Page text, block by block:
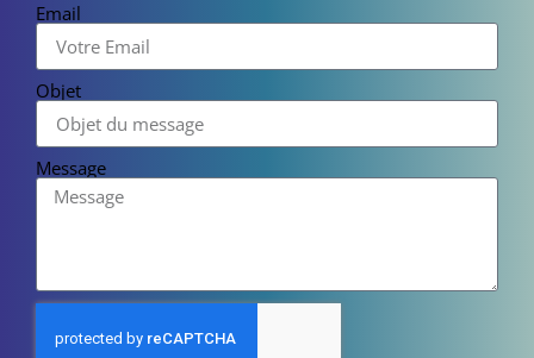
Email
Objet
Message